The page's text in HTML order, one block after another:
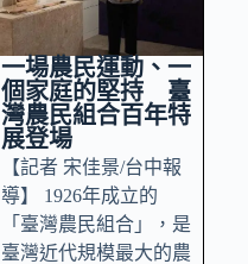
一場農民運動、一
個家庭的堅持 臺
灣農民組合百年特
展登場
【記者 宋佳景/台中報
導】 1926年成立的
「臺灣農民組合」，是
臺灣近代規模最大的農